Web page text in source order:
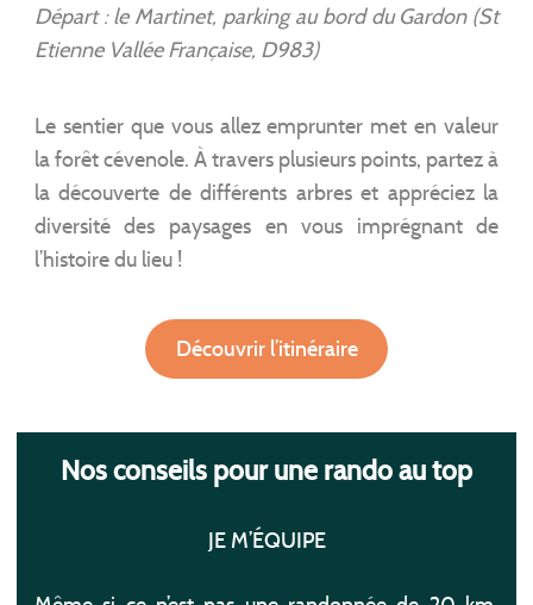
Départ : le Martinet, parking au bord du Gardon (St
Etienne Vallée Française, D983)
Le sentier que vous allez emprunter met en valeur
la forêt cévenole. À travers plusieurs points, partez à
la découverte de différents arbres et appréciez la
diversité des paysages en vous imprégnant de
l’histoire du lieu !
Découvrir l’itinéraire
Nos conseils pour une rando au top
JE M’ÉQUIPE